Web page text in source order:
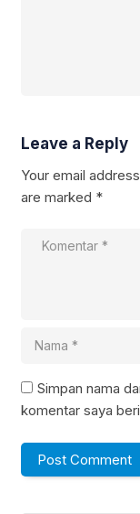
Leave a Reply
Your email
are marked *
Simpan nama
komentar saya